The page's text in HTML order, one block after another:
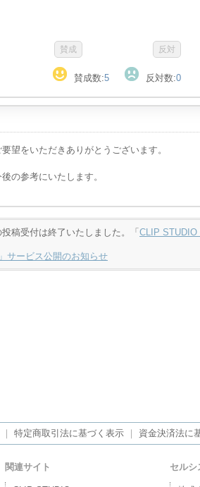
賛成数:5 反対数:0
望をいただきありがとうございます。
の参考にいたします。
稿受付は終了いたしました。「CLIP STUDIO
サービス公開のお知らせ
特定商取引法に基づく表示 資金決済法に
関連サイト セルシ